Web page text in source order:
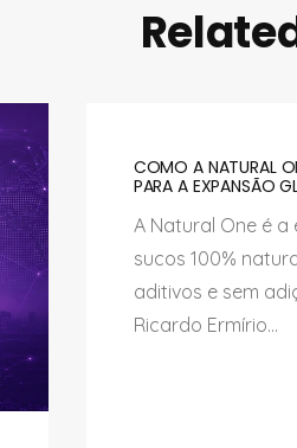
COMO A NATURAL
PARA A EXPANSÃO
A Natural One é a
sucos 100%
aditivos e sem
Ricardo Ermírio...